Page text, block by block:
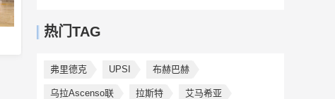
热门TAG
弗里德克 UPSI 布赫巴赫
乌拉Ascenso联 拉斯特 艾马希亚